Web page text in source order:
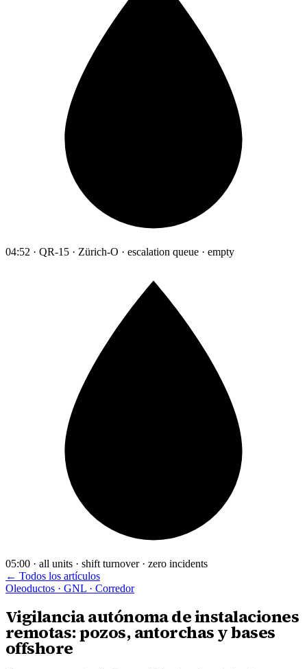
04:52 · QR-15 · Zürich-O · escalation queue · empty
05:00 · all units · shift turnover · zero incidents
← Todos los artículos
Oleoductos · GNL · Corredor
Vigilancia autónoma de instalaciones
remotas: pozos, antorchas y bases
offshore